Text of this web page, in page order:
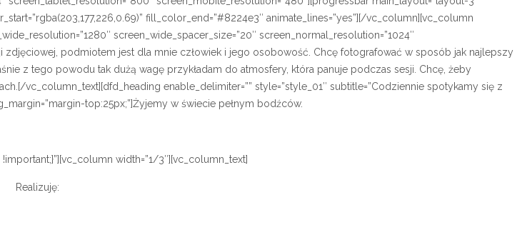
fill_color_end=”#8224e3″ animate_lines=”yes”][/vc_column][vc_column
screen_wide_spacer_size=”20″ screen_normal_resolution=”1024″
zdjęciowej, podmiotem jest dla mnie człowiek i jego osobowość. Chcę fotografować w sposób jak najlepszy
z tego powodu tak dużą wagę przykładam do atmosfery, która panuje podczas sesji. Chcę, żeby
vc_column_text][dfd_heading enable_delimiter=”” style=”style_01″ subtitle=”Codziennie spotykamy się z
top:25px;”]Żyjemy w świecie pełnym bodźców.
width=”1/3″][vc_column_text]
Realizuję: